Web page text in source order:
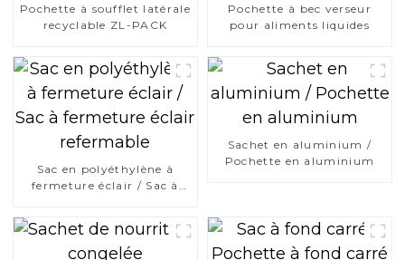
Pochette à soufflet latérale
recyclable ZL-PACK
Pochette à bec verseur
pour aliments liquides
Sac en polyéthylène à
fermeture éclair / Sac à
Sachet en aluminium /
Pochette en aluminium